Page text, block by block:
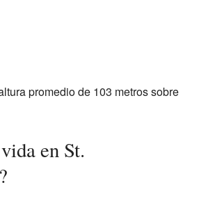
promedio de 103 metros sobre
en St.